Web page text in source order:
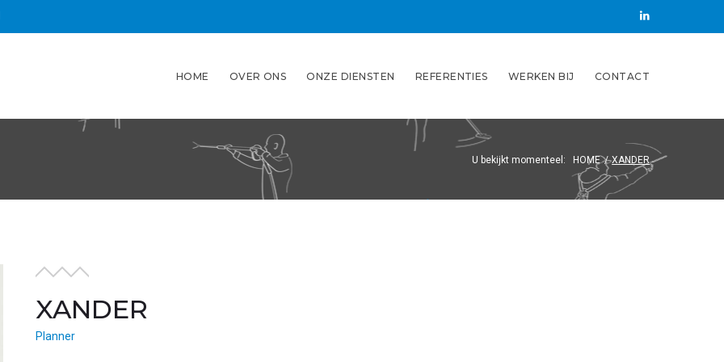
LinkedIN
HOME OVER ONS ONZE DIENSTEN REFERENTIES WERKEN BIJ CONTACT
U bekijkt momenteel: HOME / XANDER
XANDER
Planner